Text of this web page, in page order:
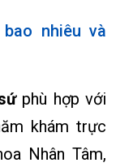
nhiêu và
phù hợp với
khám trực
Nhân Tâm,